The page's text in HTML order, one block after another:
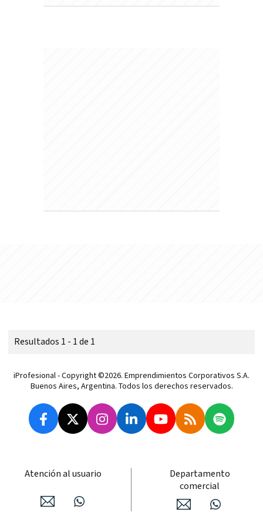
Resultados 1 - 1 de 1
iProfesional - Copyright ©2026. Emprendimientos Corporativos S.A.
Buenos Aires, Argentina. Todos los derechos reservados.
Atención al usuario
Departamento
comercial